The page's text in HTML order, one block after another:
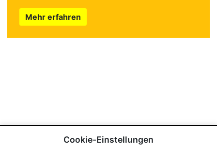
Mehr erfahren
Cookie-Einstellungen